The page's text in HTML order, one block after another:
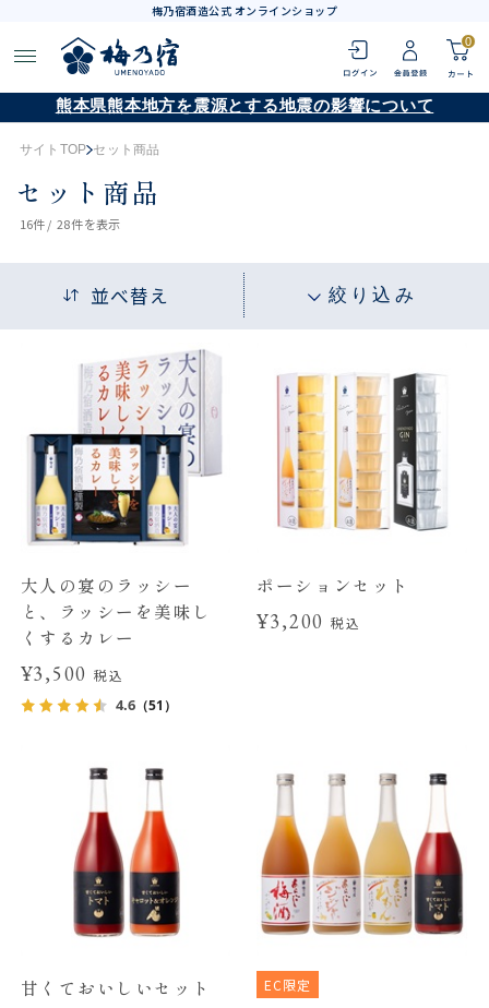
梅乃宿酒造公式 オンラインショップ
0
熊本県熊本地方を震源とする地震の影響について
サイトTOP セット商品
セット商品
16件 / 28件を表示
並べ替え 絞り込み
大人の宴のラッシー
と、ラッシーを美味し
くするカレー
¥3,500税込
4.6（51）
ポーションセット
¥3,200 税込
甘くておいしいセット EC限定